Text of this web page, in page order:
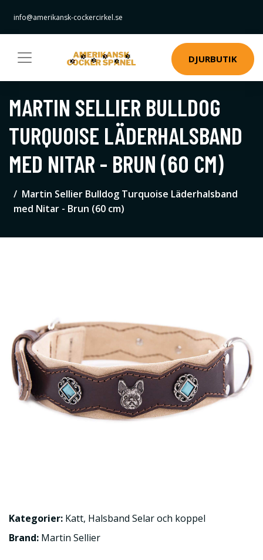
info@amerikansk-cockercirkel.se
DJURBUTIK
MARTIN SELLIER BULLDOG
TURQUOISE LÄDERHALSBAND
MED NITAR - BRUN (60 CM)
Martin Sellier Bulldog Turquoise Läderhalsband
med Nitar - Brun (60 cm)
Kategorier: Katt, Halsband Selar och koppel
Brand: Martin Sellier